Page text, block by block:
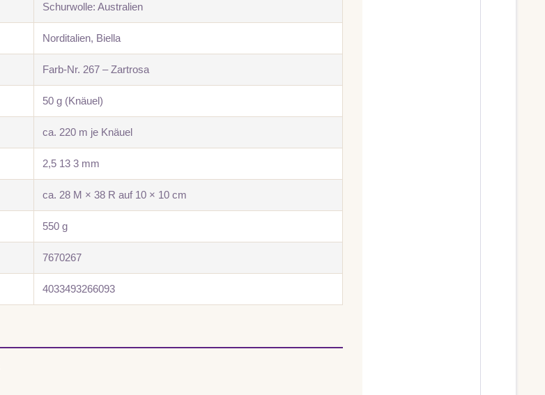
Schurwolle: Australien
Norditalien, Biella
Farb-Nr. 267 – Zartrosa
50 g (Knäuel)
ca. 220 m je Knäuel
2,5 13 3 mm
ca. 28 M × 38 R auf 10 × 10 cm
550 g
7670267
4033493266093